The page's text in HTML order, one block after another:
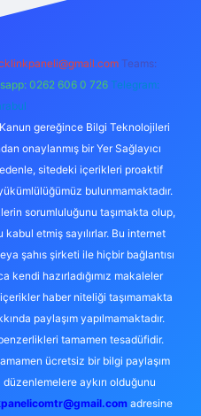
Teams:
0262 606 0 726 Telegram:
gereğince Bilgi Teknolojileri
onaylanmış bir Yer Sağlayıcı
sitedeki içerikleri proaktif
bulunmamaktadır.
sorumluluğunu taşımakta olup,
etmiş sayılırlar. Bu internet
şahıs şirketi ile hiçbir bağlantısı
kendi hazırladığımız makaleler
haber niteliği taşımamakta
paylaşım yapılmamaktadır.
tamamen tesadüfidir.
ücretsiz bir bilgi paylaşım
aykırı olduğunu
adresine